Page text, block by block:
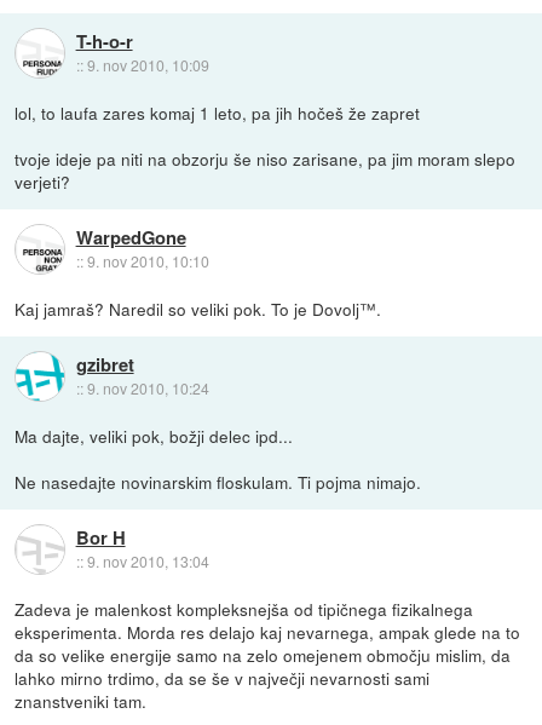
T-h-o-r
::9. nov 2010, 10:09
lol, to laufa zares komaj 1 leto, pa jih hočeš že zapret
tvoje ideje pa niti na obzorju še niso zarisane, pa jim moram slepo
verjeti?
WarpedGone
::9. nov 2010, 10:10
Kaj jamraš? Naredil so veliki pok. To je Dovolj™.
gzibret
::9. nov 2010, 10:24
Ma dajte, veliki pok, božji delec ipd...
Ne nasedajte novinarskim floskulam. Ti pojma nimajo.
Bor H
::9. nov 2010, 13:04
Zadeva je malenkost kompleksnejša od tipičnega fizikalnega
eksperimenta. Morda res delajo kaj nevarnega, ampak glede na to
da so velike energije samo na zelo omejenem območju mislim, da
lahko mirno trdimo, da se še v največji nevarnosti sami
znanstveniki tam.